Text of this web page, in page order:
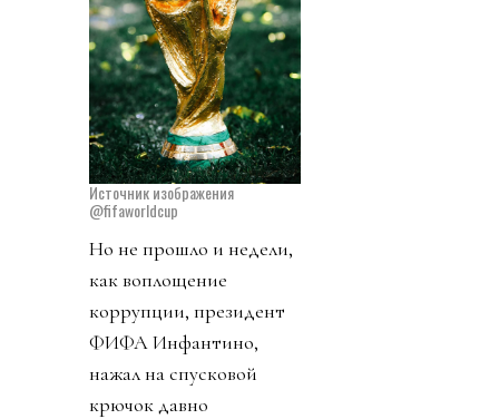
Источник изображения
@fifaworldcup
Но не прошло и недели,
как воплощение
коррупции, президент
ФИФА Инфантино,
нажал на спусковой
крючок давно